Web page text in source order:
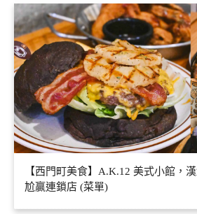
【西門町美食】A.K.12 美式小館，
尬贏連鎖店 (菜單)